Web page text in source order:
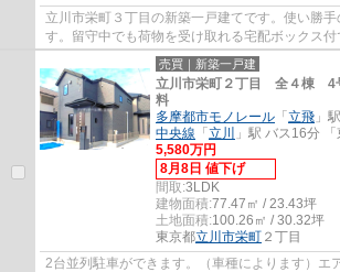
立川市栄町３丁目の新築一戸建てです。使い勝
す。留守中でも荷物を受け取れる宅配ボックス
洗機等、設備も充実しています。立川市でお...
売買｜新築一戸建
立川市栄町２丁目 全４棟 4
料
多摩都市モノレール 「 立飛 」
中央線 「 立川
」駅 バス16分
5,580万円
8月8日 値下げ
間取:3LDK
建物面積:77.47㎡ / 23.43坪
土地面積:100.26㎡ / 30.32坪
東京都立川市栄町 ２丁目
2台並列駐車ができます。（車種によります）エ